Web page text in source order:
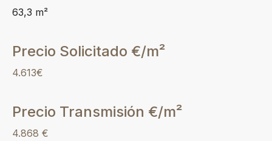
63,3 m²
Precio Solicitado €/m²
4.613€
Precio Transmisión €/m²
4.868 €